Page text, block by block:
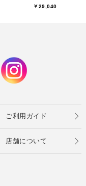
￥29,040
ご利用ガイド
店舗について